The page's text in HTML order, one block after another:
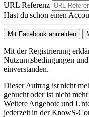
URL Referenz
Hast du schon einen
Mit Facebook anmelden
Mit der Registrierung
Nutzungsbedingungen
einverstanden.
Dieser Auftrag ist nicht
gebucht oder ist nicht
Weitere Angebote und
jederzeit in der KnowS-